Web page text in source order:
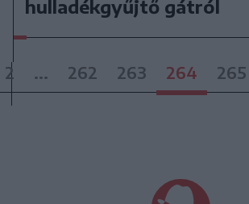
hulladékgyűjtő gátról
2 ... 262 263 264 265